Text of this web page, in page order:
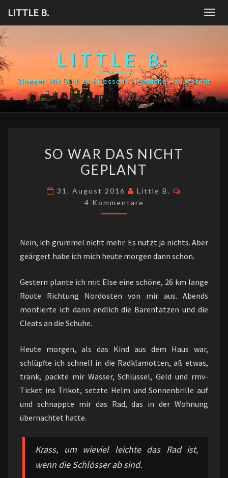
content
LITTLE B.
LITTLE B.
Bloggen Mit Blick Auf Hessens Heimliche Hauptstadt
WAR
DAS
GEPLANT
SO WAR DAS NICHT
GEPLANT
31. August 2016 Little B.
4 Kommentare
Nein, ich grummel nicht mehr. Es nützt ja nichts. Aber
geärgert habe ich mich heute morgen dann schon.
Gestern plante ich mit Else eine schöne, 26 km lange
Route Richtung Nordosten von mir aus. Abends
montierte ich dann endlich die Bärentatzen und die
Cleats an die Schuhe.
Heute morgen, als das Kind aus dem Haus war,
schlüpfte ich schnell in die Radklamotten, aß etwas,
trank, packte mir Wasser, Schlüssel, Geld und rmv-
Ticket ins Trikot, setzte Helm und Sonnenbrille auf
und schnappte mir das Rad, das in der Wohnung
übernachtet hatte.
Krass, um wieviel leichte das Rad ist,
wenn die Schlösser ab sind.